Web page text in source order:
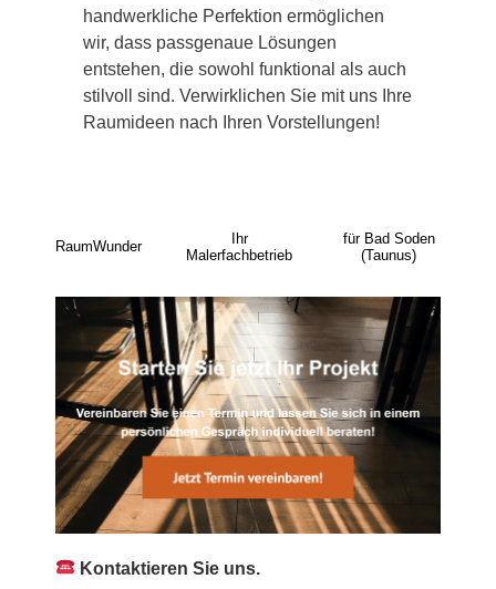
handwerkliche Perfektion ermöglichen
wir, dass passgenaue Lösungen
entstehen, die sowohl funktional als auch
stilvoll sind. Verwirklichen Sie mit uns Ihre
Raumideen nach Ihren Vorstellungen!
RaumWunder
Ihr
Malerfachbetrieb
für Bad Soden
(Taunus)
Kontaktieren Sie uns.